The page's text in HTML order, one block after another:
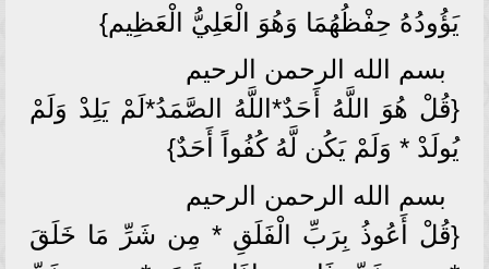
يَؤُودُهُ حِفْظُهُمَا وَهُوَ الْعَلِيُّ الْعَظِيم}
بسم الله الرحمن الرحيم
{قُلْ هُوَ اللَّهُ أَحَدٌ*اللَّهُ الصَّمَدُ*لَمْ يَلِدْ وَلَمْ
يُولَدْ * وَلَمْ يَكُن لَّهُ كُفُواً أَحَدٌ}
بسم الله الرحمن الرحيم
{قُلْ أَعُوذُ بِرَبِّ الْفَلَقِ * مِن شَرِّ مَا خَلَقَ